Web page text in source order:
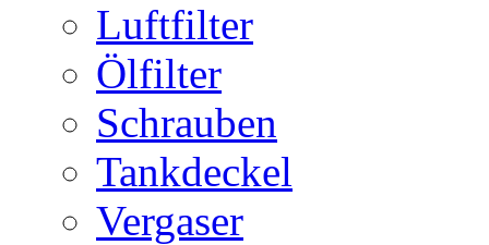
Luftfilter
Ölfilter
Schrauben
Tankdeckel
Vergaser